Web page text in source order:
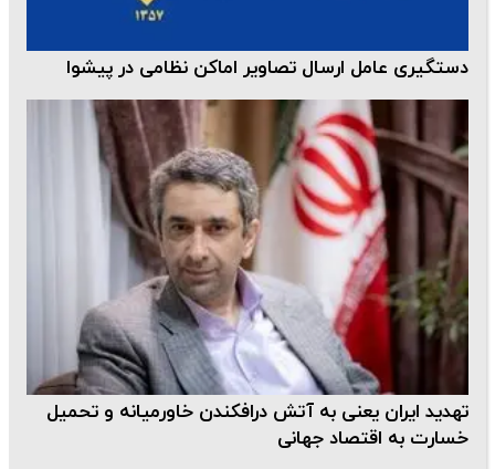
دستگیری عامل ارسال تصاویر اماکن نظامی در پیشوا
تهدید ایران یعنی به آتش درافکندن خاورمیانه و تحمیل
خسارت به اقتصاد جهانی